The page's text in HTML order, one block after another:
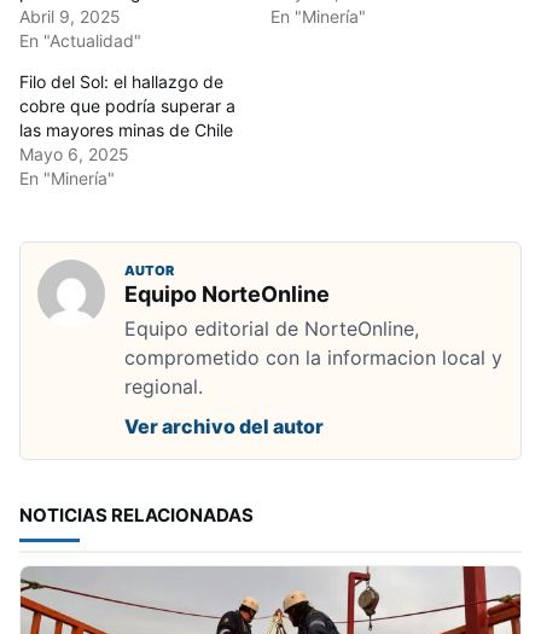
Abril 9, 2025
En "Actualidad"
En "Minería"
Filo del Sol: el hallazgo de
cobre que podría superar a
las mayores minas de Chile
Mayo 6, 2025
En "Minería"
AUTOR
Equipo NorteOnline
Equipo editorial de NorteOnline,
comprometido con la informacion local y
regional.
Ver archivo del autor
NOTICIAS RELACIONADAS